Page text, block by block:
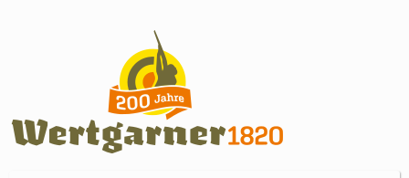
Kipplaufgewehre
Kleinkalibergewehre
Repetiererbüchse
Luftdruckwaffen